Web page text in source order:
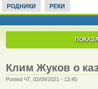
РОДНИКИ РЕКИ
Клим Жуков о
Posted ЧТ, 02/09/2021 - 13:45